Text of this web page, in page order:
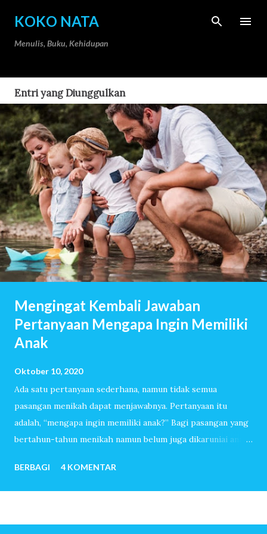
Langsung ke konten utama
KOKO NATA
Menulis, Buku, Kehidupan
Entri yang Diunggulkan
Mengingat Kembali Jawaban
Pertanyaan Mengapa Ingin Memiliki
Anak
Oktober 10, 2020
Ada satu pertanyaan sederhana, namun tidak semua
pasangan menikah dapat menjawabnya. Pertanyaan itu
adalah, “mengapa ingin memiliki anak?” Bagi pasangan yang
bertahun-tahun menikah namun belum juga dikaruniai anak,
melewati ribuan hari tanpa tangis bayi, tiada canda tawa
dengan anak-anak. Mereka menemukan banyak sekali alasan
sangat mudah dititipi anak oleh-Nya, pertanyaan mengapa
BERBAGI 4 KOMENTAR